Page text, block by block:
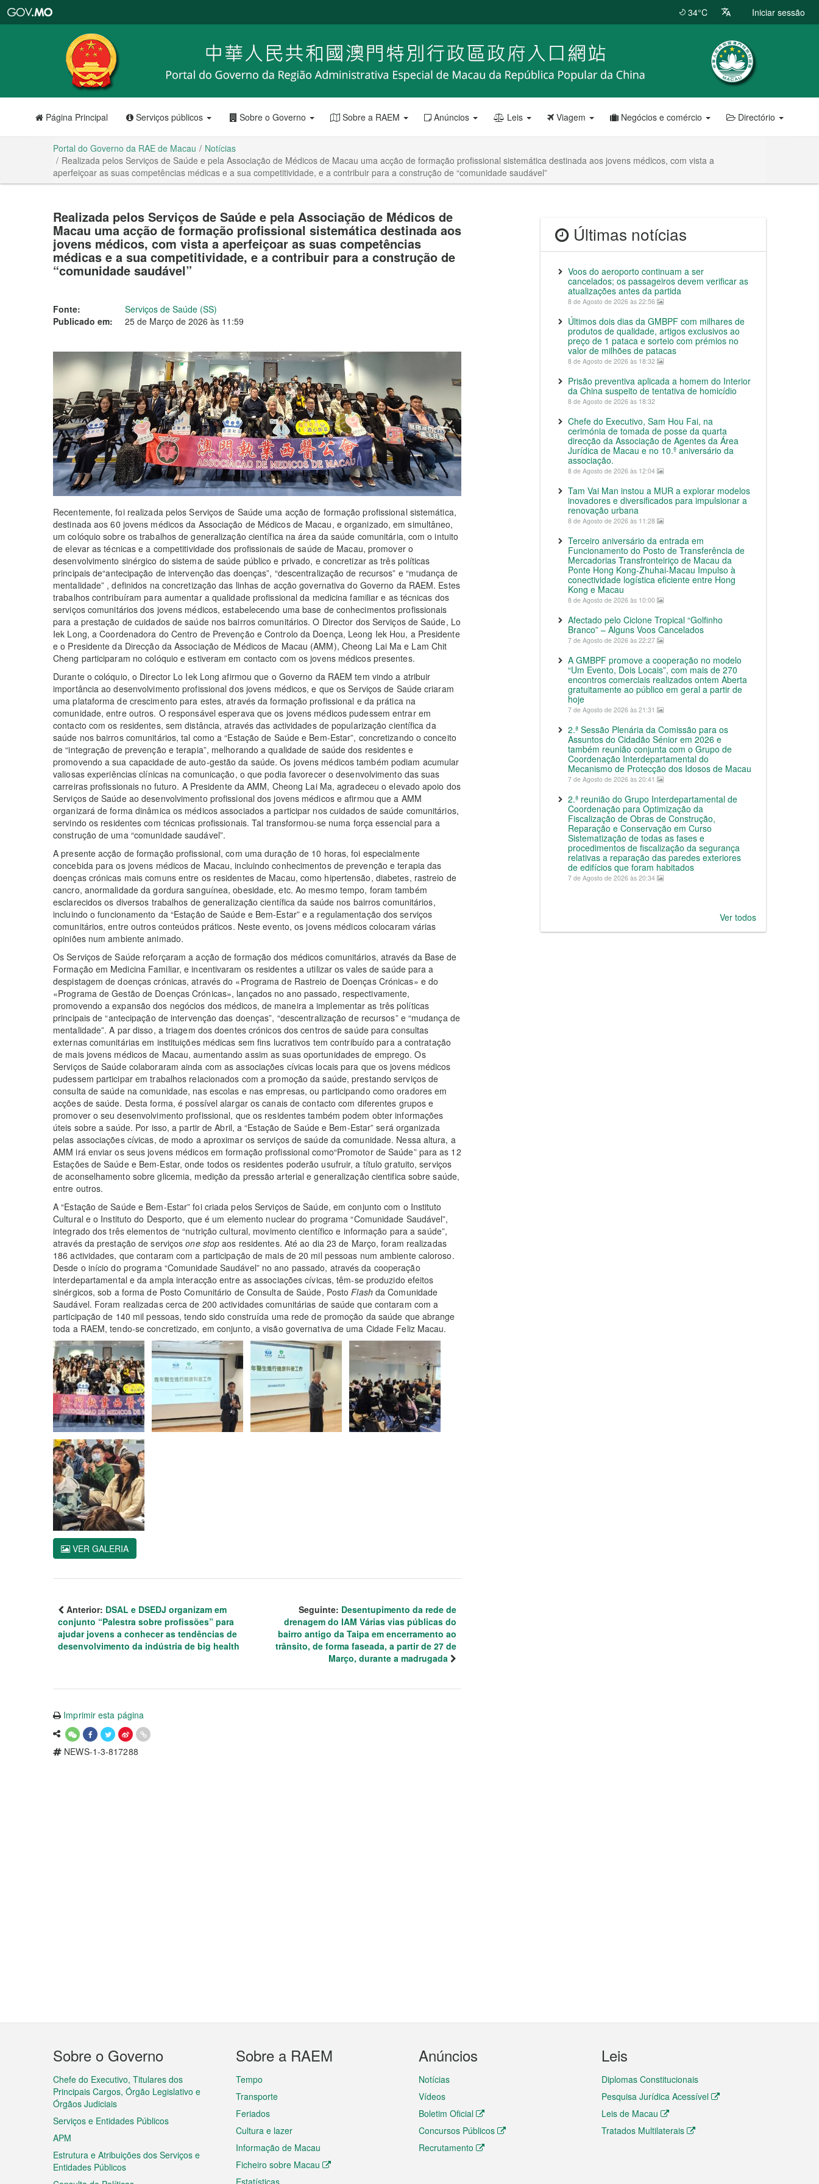
RAE
de
Macau
34°C Iniciar sessão
Página Principal Serviços públicos Sobre o Governo Sobre a RAEM Anúncios Leis Viagem Negócios e comércio Directório
Portal do Governo da RAE de Macau
Notícias
Realizada pelos Serviços de Saúde e pela Associação de Médicos de Macau uma acção de formação profissional sistemática destinada aos jovens médicos, com vista a
aperfeiçoar as suas competências médicas e a sua competitividade, e a contribuir para a construção de “comunidade saudável”
Realizada pelos Serviços de Saúde e pela Associação de Médicos de
Macau uma acção de formação profissional sistemática destinada aos
jovens médicos, com vista a aperfeiçoar as suas competências
médicas e a sua competitividade, e a contribuir para a construção de
“comunidade saudável”
Fonte:
Serviços de Saúde (SS)
Publicado em:
25 de Março de 2026 às 11:59
Recentemente, foi realizada pelos Serviços de Saúde uma acção de formação profissional sistemática,
destinada aos 60 jovens médicos da Associação de Médicos de Macau, e organizado, em simultâneo,
um colóquio sobre os trabalhos de generalização científica na área da saúde comunitária, com o intuito
de elevar as técnicas e a competitividade dos profissionais de saúde de Macau, promover o
desenvolvimento sinérgico do sistema de saúde público e privado, e concretizar as três políticas
principais de“antecipação de intervenção das doenças”, “descentralização de recursos” e “mudança de
mentalidade” , definidos na concretização das linhas de acção governativa do Governo da RAEM. Estes
trabalhos contribuíram para aumentar a qualidade profissional da medicina familiar e as técnicas dos
serviços comunitários dos jovens médicos, estabelecendo uma base de conhecimentos profissionais
para a prestação de cuidados de saúde nos bairros comunitários. O Director dos Serviços de Saúde, Lo
Iek Long, a Coordenadora do Centro de Prevenção e Controlo da Doença, Leong Iek Hou, a Presidente
e o Presidente da Direcção da Associação de Médicos de Macau (AMM), Cheong Lai Ma e Lam Chit
Cheng participaram no colóquio e estiveram em contacto com os jovens médicos presentes.
Durante o colóquio, o Director Lo Iek Long afirmou que o Governo da RAEM tem vindo a atribuir
importância ao desenvolvimento profissional dos jovens médicos, e que os Serviços de Saúde criaram
uma plataforma de crescimento para estes, através da formação profissional e da prática na
comunidade, entre outros. O responsável esperava que os jovens médicos pudessem entrar em
contacto com os residentes, sem distância, através das actividades de popularização científica da
saúde nos bairros comunitários, tal como a “Estação de Saúde e Bem-Estar”, concretizando o conceito
de “integração de prevenção e terapia”, melhorando a qualidade de saúde dos residentes e
promovendo a sua capacidade de auto-gestão da saúde. Os jovens médicos também podiam acumular
valiosas experiências clínicas na comunicação, o que podia favorecer o desenvolvimento das suas
carreiras profissionais no futuro. A Presidente da AMM, Cheong Lai Ma, agradeceu o elevado apoio dos
Serviços de Saúde ao desenvolvimento profissional dos jovens médicos e afirmou que a AMM
organizará de forma dinâmica os médicos associados a participar nos cuidados de saúde comunitários,
servindo os residentes com técnicas profissionais. Tal transformou-se numa força essencial para a
construção de uma “comunidade saudável”.
A presente acção de formação profissional, com uma duração de 10 horas, foi especialmente
concebida para os jovens médicos de Macau, incluindo conhecimentos de prevenção e terapia das
doenças crónicas mais comuns entre os residentes de Macau, como hipertensão, diabetes, rastreio de
cancro, anormalidade da gordura sanguínea, obesidade, etc. Ao mesmo tempo, foram também
esclarecidos os diversos trabalhos de generalização científica da saúde nos bairros comunitários,
incluindo o funcionamento da “Estação de Saúde e Bem-Estar” e a regulamentação dos serviços
comunitários, entre outros conteúdos práticos. Neste evento, os jovens médicos colocaram várias
opiniões num ambiente animado.
Os Serviços de Saúde reforçaram a acção de formação dos médicos comunitários, através da Base de
Formação em Medicina Familiar, e incentivaram os residentes a utilizar os vales de saúde para a
despistagem de doenças crónicas, através do «Programa de Rastreio de Doenças Crónicas» e do
«Programa de Gestão de Doenças Crónicas», lançados no ano passado, respectivamente,
promovendo a expansão dos negócios dos médicos, de maneira a implementar as três políticas
principais de “antecipação de intervenção das doenças”, “descentralização de recursos” e “mudança de
mentalidade”. A par disso, a triagem dos doentes crónicos dos centros de saúde para consultas
externas comunitárias em instituições médicas sem fins lucrativos tem contribuído para a contratação
de mais jovens médicos de Macau, aumentando assim as suas oportunidades de emprego. Os
Serviços de Saúde colaboraram ainda com as associações cívicas locais para que os jovens médicos
pudessem participar em trabalhos relacionados com a promoção da saúde, prestando serviços de
consulta de saúde na comunidade, nas escolas e nas empresas, ou participando como oradores em
acções de saúde. Desta forma, é possível alargar os canais de contacto com diferentes grupos e
promover o seu desenvolvimento profissional, que os residentes também podem obter informações
úteis sobre a saúde. Por isso, a partir de Abril, a “Estação de Saúde e Bem-Estar” será organizada
pelas associações cívicas, de modo a aproximar os serviços de saúde da comunidade. Nessa altura, a
AMM irá enviar os seus jovens médicos em formação profissional como“Promotor de Saúde” para as 12
Estações de Saúde e Bem-Estar, onde todos os residentes poderão usufruir, a título gratuito, serviços
de aconselhamento sobre glicemia, medição da pressão arterial e generalização cientifica sobre saúde,
entre outros.
A “Estação de Saúde e Bem-Estar” foi criada pelos Serviços de Saúde, em conjunto com o Instituto
Cultural e o Instituto do Desporto, que é um elemento nuclear do programa “Comunidade Saudável”,
integrado dos três elementos de “nutrição cultural, movimento científico e informação para a saúde”,
através da prestação de serviçosone stopaos residentes. Até ao dia 23 de Março, foram realizadas
186 actividades, que contaram com a participação de mais de 20 mil pessoas num ambiente caloroso.
Desde o início do programa “Comunidade Saudável” no ano passado, através da cooperação
interdepartamental e da ampla interacção entre as associações cívicas, têm-se produzido efeitos
sinérgicos, sob a forma de Posto Comunitário de Consulta de Saúde, PostoFlashda Comunidade
Saudável. Foram realizadas cerca de 200 actividades comunitárias de saúde que contaram com a
participação de 140 mil pessoas, tendo sido construída uma rede de promoção da saúde que abrange
toda a RAEM, tendo-se concretizado, em conjunto, a visão governativa de uma Cidade Feliz Macau.
VER GALERIA
Anterior: DSAL e DSEDJ organizam em
conjunto “Palestra sobre profissões” para
ajudar jovens a conhecer as tendências de
desenvolvimento da indústria de big health
Seguinte: Desentupimento da rede de
drenagem do IAM Várias vias públicas do
bairro antigo da Taipa em encerramento ao
trânsito, de forma faseada, a partir de 27 de
Março, durante a madrugada
Imprimir esta página
NEWS-1-3-817288
Últimas notícias
Voos do aeroporto continuam a ser
cancelados; os passageiros devem verificar as
atualizações antes da partida
8 de Agosto de 2026 às 22:56
Últimos dois dias da GMBPF com milhares de
produtos de qualidade, artigos exclusivos ao
preço de 1 pataca e sorteio com prémios no
valor de milhões de patacas
8 de Agosto de 2026 às 18:32
Prisão preventiva aplicada a homem do Interior
da China suspeito de tentativa de homicídio
8 de Agosto de 2026 às 18:32
Chefe do Executivo, Sam Hou Fai, na
cerimónia de tomada de posse da quarta
direcção da Associação de Agentes da Área
Jurídica de Macau e no 10.º aniversário da
associação.
8 de Agosto de 2026 às 12:04
Tam Vai Man instou a MUR a explorar modelos
inovadores e diversificados para impulsionar a
renovação urbana
8 de Agosto de 2026 às 11:28
Terceiro aniversário da entrada em
Funcionamento do Posto de Transferência de
Mercadorias Transfronteiriço de Macau da
Ponte Hong Kong-Zhuhai-Macau Impulso à
conectividade logística eficiente entre Hong
Kong e Macau
8 de Agosto de 2026 às 10:00
Afectado pelo Ciclone Tropical “Golfinho
Branco” – Alguns Voos Cancelados
7 de Agosto de 2026 às 22:27
A GMBPF promove a cooperação no modelo
“Um Evento, Dois Locais”, com mais de 270
encontros comerciais realizados ontem Aberta
gratuitamente ao público em geral a partir de
hoje
7 de Agosto de 2026 às 21:31
2.ª Sessão Plenária da Comissão para os
Assuntos do Cidadão Sénior em 2026 e
também reunião conjunta com o Grupo de
Coordenação Interdepartamental do
Mecanismo de Protecção dos Idosos de Macau
7 de Agosto de 2026 às 20:41
2.ª reunião do Grupo Interdepartamental de
Coordenação para Optimização da
Fiscalização de Obras de Construção,
Reparação e Conservação em Curso
Sistematização de todas as fases e
procedimentos de fiscalização da segurança
relativas a reparação das paredes exteriores
de edifícios que foram habitados
7 de Agosto de 2026 às 20:34
Ver todos
Menu
do
rodapé
Sobre o Governo
Chefe do Executivo, Titulares dos
Principais Cargos, Órgão Legislativo e
Órgãos Judiciais
Serviços e Entidades Públicos
APM
Estrutura e Atribuições dos Serviços e
Entidades Públicos
Sobre a RAEM
Tempo
Transporte
Feriados
Cultura e lazer
Informação de Macau
Ficheiro sobre Macau
Estatísticas
Anúncios
Notícias
Vídeos
Boletim Oficial
Concursos Públicos
Recrutamento
Leis
Diplomas Constitucionais
Pesquisa Jurídica Acessível
Leis de Macau
Tratados Multilaterais